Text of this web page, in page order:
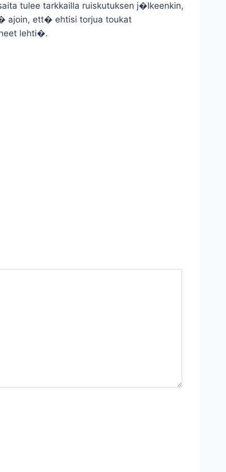
tulee tarkkailla ruiskutuksen j�lkeenkin,
ajoin, ett� ehtisi torjua toukat
lehti�.